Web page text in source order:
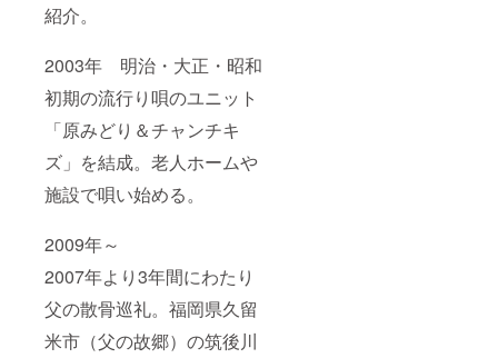
紹介。
2003年 明治・大正・昭和
初期の流行り唄のユニット
「原みどり＆チャンチキ
ズ」を結成。老人ホームや
施設で唄い始める。
2009年～
2007年より3年間にわたり
父の散骨巡礼。福岡県久留
米市（父の故郷）の筑後川